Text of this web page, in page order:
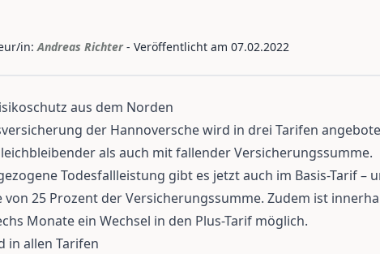
in: Andreas Richter - Veröffentlicht am 07.02.2022
aus dem Norden
der Hannoversche wird in drei Tarifen
als auch mit fallender Versicherungssumme.
Todesfallleistung gibt es jetzt auch im Basis-Tarif –
von 25 Prozent der Versicherungssumme. Zudem ist
Monate ein Wechsel in den Plus-Tarif möglich.
in allen Tarifen